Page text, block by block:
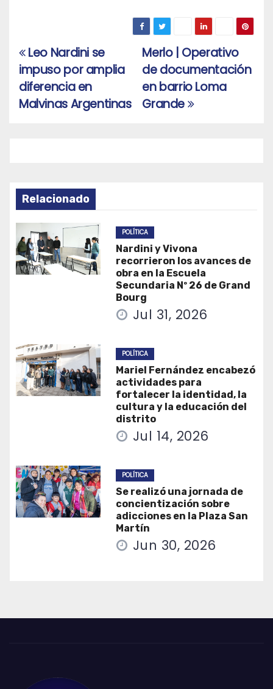
Navegación
de
entradas
Merlo | Operativo
de documentación
en barrio Loma
Grande
Leo Nardini se
impuso por amplia
diferencia en
Malvinas Argentinas
Relacionado
POLÍTICA
Nardini y Vivona
recorrieron los avances de
obra en la Escuela
Secundaria Nº 26 de Grand
Bourg
Jul 31, 2026
POLÍTICA
Mariel Fernández encabezó
actividades para
fortalecer la identidad, la
cultura y la educación del
distrito
Jul 14, 2026
POLÍTICA
Se realizó una jornada de
concientización sobre
adicciones en la Plaza San
Martín
Jun 30, 2026